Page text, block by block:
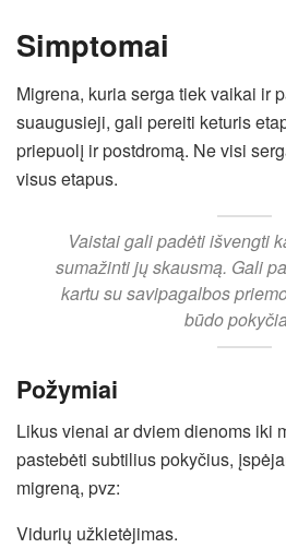
Simptomai
Migrena, kuria serga tiek vaikai ir
suaugusieji, gali pereiti keturis
priepuolį ir postdromą. Ne visi
visus etapus.
Vaistai gali padėti išvengti
sumažinti jų skausmą. Gali
kartu su savipagalbos
būdo
Požymiai
Likus vienai ar dviem dienoms iki
pastebėti subtilius pokyčius,
migreną, pvz:
Vidurių užkietėjimas.